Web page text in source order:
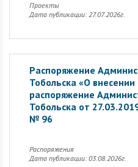
Проекты
Дата публикации: 27.07.2026г.
Распоряжение
Тобольска «О
распоряжение
Тобольска от
№ 96
Распоряжения
Дата публикации: 03.08.2026г.